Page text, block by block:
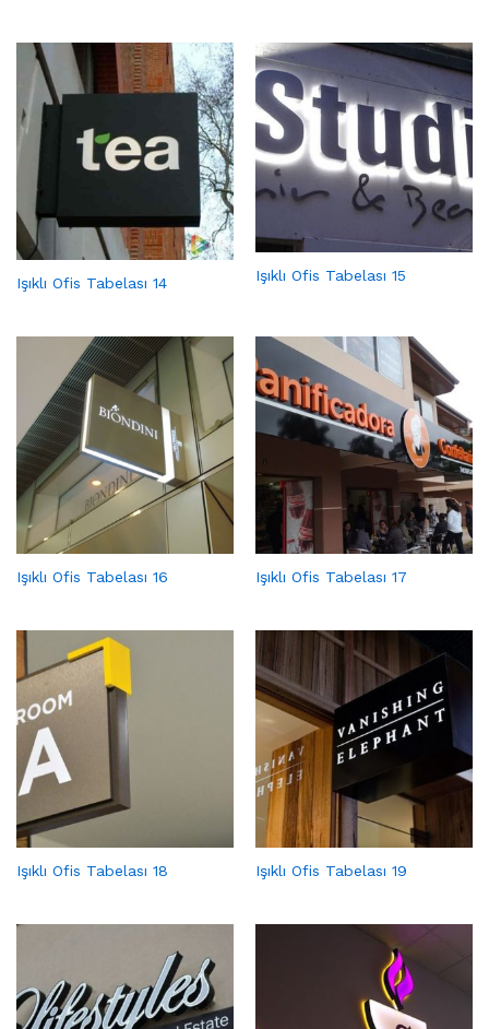
Işıklı Ofis Tabelası 14 Işıklı Ofis Tabelası 15
Işıklı Ofis Tabelası 16 Işıklı Ofis Tabelası 17
Işıklı Ofis Tabelası 18 Işıklı Ofis Tabelası 19